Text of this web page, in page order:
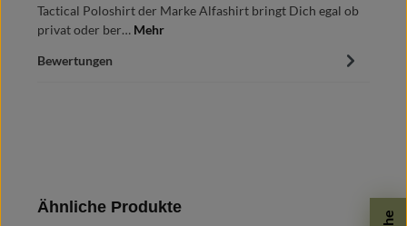
Tactical Poloshirt der Marke Alfashirt bringt Dich egal ob
privat oder ber… Mehr
Bewertungen
Produktgalerie überspringen
Ähnliche Produkte